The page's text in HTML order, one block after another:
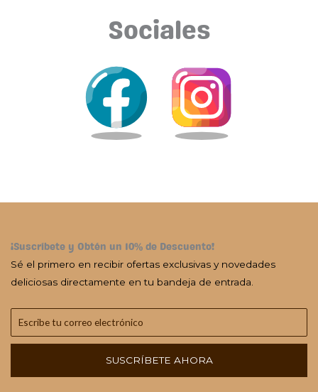
Sociales
¡Suscríbete y Obtén un 10% de Descuento!
Sé el primero en recibir ofertas exclusivas y novedades
deliciosas directamente en tu bandeja de entrada.
SUSCRÍBETE AHORA